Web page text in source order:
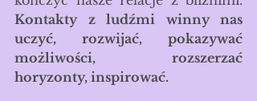
Kontakty z ludźmi winny nas
uczyć, rozwijać, pokazywać
możliwości, rozszerzać
horyzonty, inspirować.